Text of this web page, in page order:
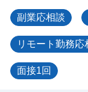
副業応相談
リモート勤務応
面接1回